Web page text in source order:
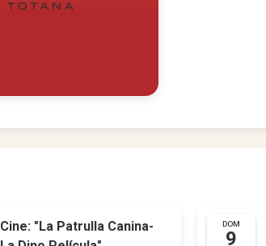
Cine: "La Patrulla Canina-
DOM
9